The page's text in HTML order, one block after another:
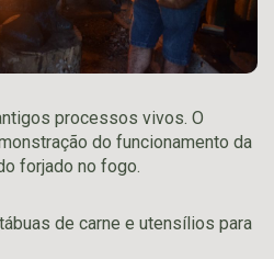
processos vivos. O
do funcionamento da
forjado no fogo.
de carne e utensílios para